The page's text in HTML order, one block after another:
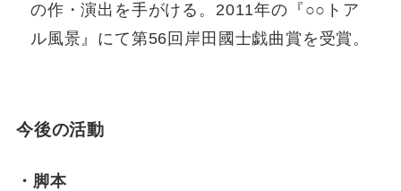
の作・演出を手がける。2011年の『○○トア
ル風景』にて第56回岸田國士戯曲賞を受賞。
今後の活動
・脚本